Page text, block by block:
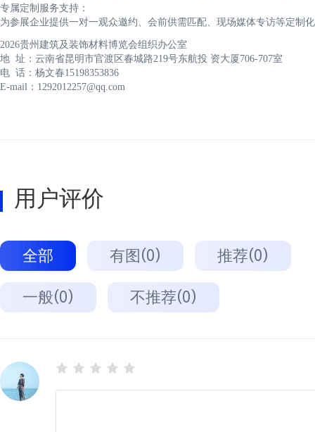
专属定制服务支持：
为参展企业提供一对一观众邀约、会前供需匹配、现场媒体专访等定制
2026贵州建筑及装饰材料博览会组织办公室
地 址：云南省昆明市官渡区春城路219号东航投 资大厦706-707室
电 话：杨文春15198353836
E-mail：1292012257@qq.com
用户评价
全部 有图(0) 推荐(0)
一般(0) 不推荐(0)